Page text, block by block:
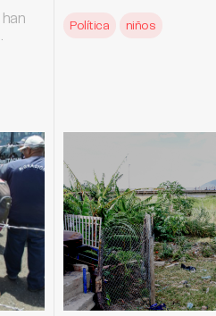
Política niños